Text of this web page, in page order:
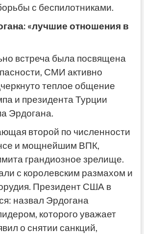
с беспилотниками.
«лучшие отношения в
встреча была посвящена
СМИ активно
теплое общение
и президента Турции
Эрдогана.
второй по численности
и мощнейшим ВПК,
грандиозное зрелище.
с королевским размахом и
Президент США в
назвал Эрдогана
которого уважает
о снятии санкций,